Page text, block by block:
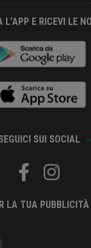
L’APP E RICEVI LE
SUI SOCIAL
LA TUA PUBBLICITÀ